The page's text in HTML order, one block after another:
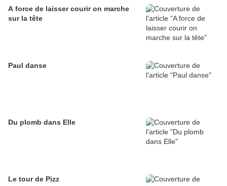
A force de laisser courir on marche
sur la tête
Paul danse
Du plomb dans Elle
Le tour de Pizz